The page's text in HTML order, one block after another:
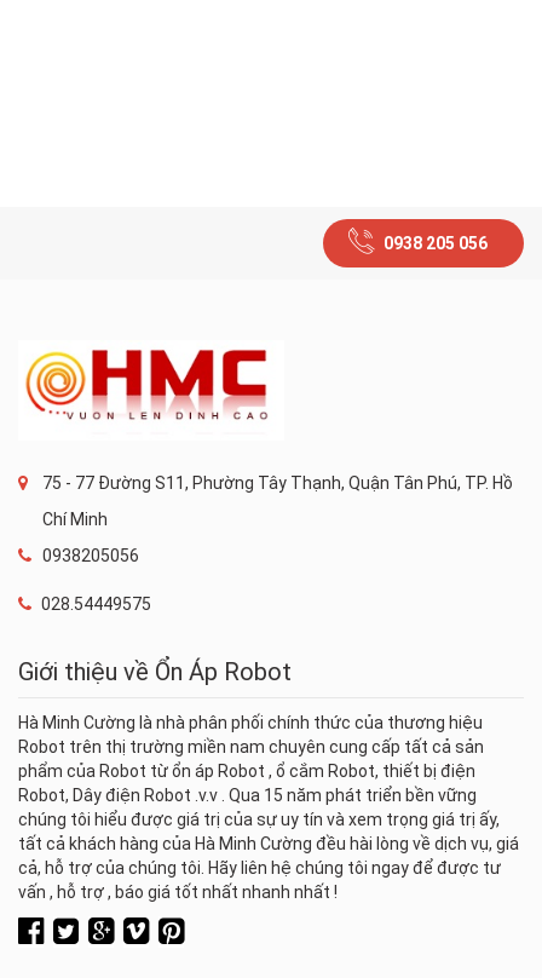
0938 205 056
75 - 77 Đường S11, Phường Tây Thạnh, Quận Tân Phú, TP. Hồ
Chí Minh
0938205056
028.54449575
Giới thiệu về Ổn Áp Robot
Hà Minh Cường là nhà phân phối chính thức của thương hiệu
Robot trên thị trường miền nam chuyên cung cấp tất cả sản
phẩm của Robot từ ổn áp Robot , ổ cắm Robot, thiết bị điện
Robot, Dây điện Robot .v.v . Qua 15 năm phát triển bền vững
chúng tôi hiểu được giá trị của sự uy tín và xem trọng giá trị ấy,
tất cả khách hàng của Hà Minh Cường đều hài lòng về dịch vụ, giá
cả, hỗ trợ của chúng tôi. Hãy liên hệ chúng tôi ngay để được tư
vấn , hỗ trợ , báo giá tốt nhất nhanh nhất !